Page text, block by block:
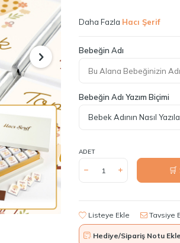
Daha Fazla Hacı Şerif
Bebeğin Adı
Bebeğin Adı Yazım Biçimi
ADET
🛒
Listeye Ekle Tavsiye
Hediye/Sipariş Notu Ekle